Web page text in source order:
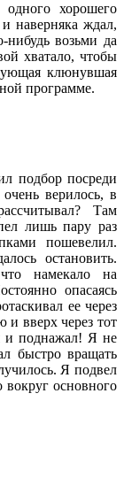
хорошего
наверняка ждал,
нибудь возьми да
хватало, чтобы
клюнувшая
программе.
подбор посреди
верилось, в
Там
лишь пару раз
пошевелил.
остановить.
намекало на
опасаясь
ее через
и вверх через тот
и поднажал! Я не
быстро вращать
Я подвел
основного